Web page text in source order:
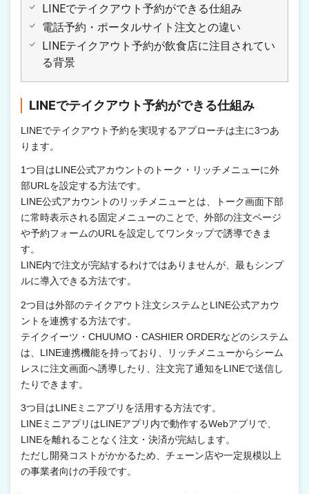
LINEでテイクアウト予約ができる仕組み
電話予約・ポータルサイト注文との違い
LINEテイクアウト予約が飲食店に注目されてい
る背景
LINEでテイクアウト予約ができる仕組み
LINEでテイクアウト予約を実現するアプローチは主に3つあ
ります。
1つ目はLINE公式アカウントのトーク・リッチメニューに外
部URLを設定する方法です。
LINE公式アカウントのリッチメニューとは、トーク画面下部
に常時表示される固定メニューのことで、外部の注文ページ
や予約フォームのURLを設定してワンタップで誘導できま
す。
LINE内で注文が完結するわけではありませんが、最もシンプ
ルに導入できる方法です。
2つ目は外部のテイクアウト注文システムとLINE公式アカウ
ントを連携する方法です。
テイクイーツ・CHUUMO・CASHIER ORDERなどのシステム
は、LINE連携機能を持っており、リッチメニューからシーム
レスに注文画面へ誘導したり、注文完了通知をLINEで送信し
たりできます。
3つ目はLINEミニアプリを活用する方法です。
LINEミニアプリはLINEアプリ内で動作するWebアプリで、
LINEを離れることなく注文・決済が完結します。
ただし開発コストがかかるため、チェーン店や一定規模以上
の事業者向けの手段です。